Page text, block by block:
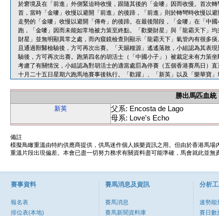
於窘境及在「前進」外側緊迫時收慢，跟隨其後的「金嘜」因而收慢。首次
首，當時「金嘜」收慢以避開「前進」的後蹄，「前進」則於轉彎時收慢以
走勢的「金嘜」收慢以避開「傳奇」的後蹄。在最後階段，「金嘜」在「中
跑，「金嘜」因而未能如常地被力策至終點。「歡樂財星」與「龍霸天下」
財星」並無明顯異常之處，而內窺鏡檢查則顯示「龍霸天下」氣管內有很多
且通過獸醫檢驗後，方可再次出賽。「天賜糧源」遙遙落敗，小組認為其表
驗後，方可再次出賽。跑第四名的胡活士（「中國小子」）被裁定未有力策
考慮了有關情況，小組認為對胡活士的適當處罰為停賽（五個香港賽馬日）
十月二十五日星期六跑馬地賽事後執行。「歡躍」、「新英」以及「樂華寶
勝出馬匹血統
新英
父系: Encosta de Lago
母系: Love's Echo
備註
模擬鳥瞰重溫由特約供應商提供，供馬迷作個人娛樂資訊之用。但由於香港馬
重溫片段出現偏差。本會已盡一切努力務求有關資料盡可能準確，馬會就此並
賽事資料
報名表
排位表(本地)
賽馬消息及資訊
賽馬消息
賽馬新聞資料庫
分析
速勢能
賽日數